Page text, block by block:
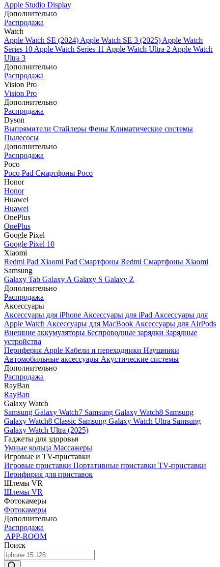
Apple Studio Display
Дополнительно
Распродажа
Watch
Apple Watch SE (2024) Apple Watch SE 3 (2025) Apple Watch
Series 10 Apple Watch Series 11 Apple Watch Ultra 2 Apple Watch
Ultra 3
Дополнительно
Распродажа
Vision Pro
Vision Pro
Дополнительно
Распродажа
Dyson
Выпрямители Стайлеры Фены Климатические системы
Пылесосы
Дополнительно
Распродажа
Poco
Poco Pad Смартфоны Poco
Honor
Honor
Huawei
Huawei
OnePlus
OnePlus
Google Pixel
Google Pixel 10
Xiaomi
Redmi Pad Xiaomi Pad Смартфоны Redmi Смартфоны Xiaomi
Samsung
Galaxy Tab Galaxy A Galaxy S Galaxy Z
Дополнительно
Распродажа
Аксессуары
Аксессуары для iPhone Аксессуары для iPad Аксессуары для
Apple Watch Аксессуары для MacBook Аксессуары для AirPods
Внешние аккумуляторы Беспроводные зарядки Зарядные
устройства
Периферия Apple Кабели и переходники Наушники
Автомобильные аксессуары Акустические системы
Дополнительно
Распродажа
RayBan
RayBan
Galaxy Watch
Samsung Galaxy Watch7 Samsung Galaxy Watch8 Samsung
Galaxy Watch8 Classic Samsung Galaxy Watch Ultra Samsung
Galaxy Watch Ultra (2025)
Гаджеты для здоровья
Умные кольца Массажеры
Игровые и TV-приставки
Игровые приставки Портативные приставки TV-приставки
Перифирия для приставок
Шлемы VR
Шлемы VR
Фотокамеры
Фотокамеры
Дополнительно
Распродажа
APP-ROOM
Поиск
Поиск
товаров